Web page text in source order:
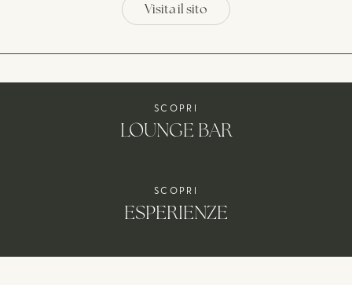
Visita il sito
SCOPRI
LOUNGE BAR
SCOPRI
ESPERIENZE